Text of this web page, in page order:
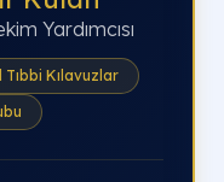
Yardımcısı
Tıbbi Kılavuzlar